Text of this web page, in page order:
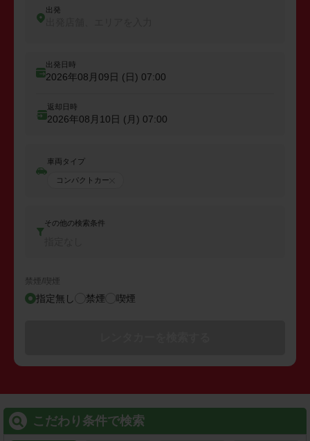
出発
出発日時
2026年08月09日 (日) 07:00
返却日時
2026年08月10日 (月) 07:00
車両タイプ
コンパクトカー
その他の検索条件
禁煙/喫煙
指定無し 禁煙 喫煙
こだわり条件で検索